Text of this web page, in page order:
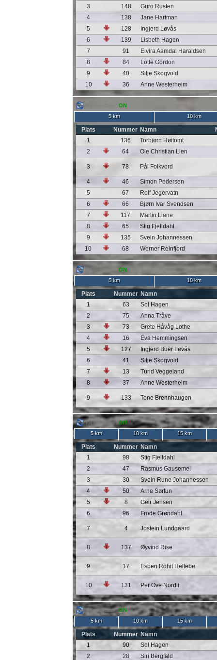
3 148
Guro Rusten
4
138
Jane Hartman
5
128
Ingjerd Løvås
6
139
Lisbeth Hagen
7
91
Elvira Aamdal Haraldsen
8
84
Lotte Gordon
9
40
Silje Skogvold
10
36 Anne Westerheim
ON
5 km
10 km
Plats Nummer Namn
1
136
Torbjørn Høitomt
2
64 Ole Christian Lien
3 78 Pål Folkvord
4 46
Simon Pedersen
5
67
Rolf Jegervatn
6
66
Bjørn Ivar Svendsen
7
117
Martin Liane
8
65
Stig Fjelldahl
9
135
Svein Johannessen
10
68 Werner Reinfjord
följ resultater: ON
5 km
10 km
Plats Nummer Namn
1
63
Sol Hagen
2
75
Anna Tråve
3
73
Grete Håvåg Lothe
4
16
Eva Hemmingsen
5
127
Ingjerd Buer Løvås
6
41
Silje Skogvold
7
13
Turid Veggeland
8
37 Anne Westerheim
9 133 Tone Brennhaugen
följ resultater:ON
5 km
10 km 15 km
Plats Nummer Namn
1
98
Stig Fjelldahl
2
47
Rasmus Gausemel
3
30
Svein Rune Johannessen
4
50
Arne Sørtun
5
8
Geir Jensen
6
96 Frode Grøndahl
7 4 Jostein Lundgaard
8 137 Øyvind Rise
9 17 Esben Rohit Hellebø
10 131 Per Ove Nordli
följ resultater:ON
5 km
10 km 15 km
Plats Nummer Namn
1
90
Sol Hagen
2
28
Siri Bergfald